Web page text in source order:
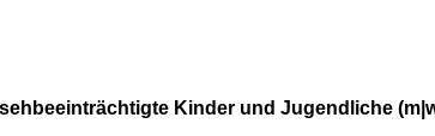
Kinder und Jugendliche